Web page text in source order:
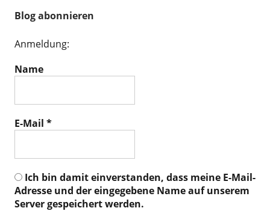
Blog abonnieren
Anmeldung:
Name
E-Mail *
Ich bin damit einverstanden, dass meine E-Mail-
Adresse und der eingegebene Name auf unserem
Server gespeichert werden.